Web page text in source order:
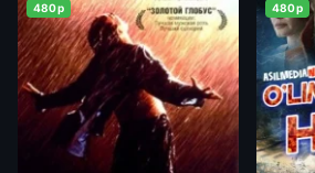
480p
480p